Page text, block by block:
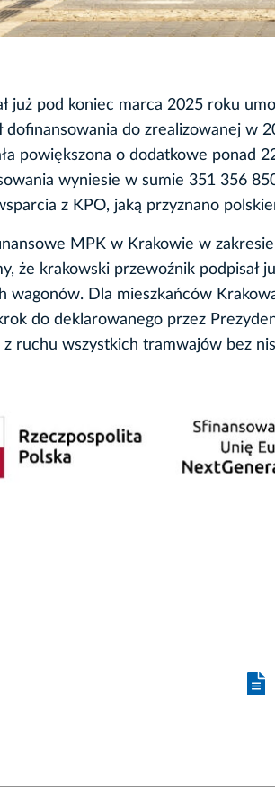
już pod koniec marca 2025 roku
dofinansowania do zrealizowanej w
powiększona o dodatkowe ponad
wyniesie w sumie 351 356
z KPO, jaką przyznano
MPK w Krakowie w
że krakowski przewoźnik podpisał
Dla mieszkańców
do deklarowanego przez
ruchu wszystkich tramwajów bez